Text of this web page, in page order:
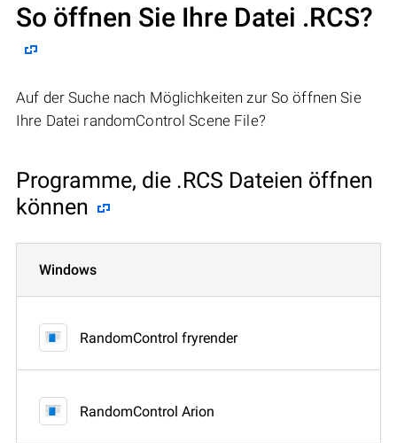
So öffnen Sie Ihre Datei .RCS?
Auf der Suche nach Möglichkeiten zur So öffnen Sie
Ihre Datei randomControl Scene File?
Programme, die .RCS Dateien öffnen
können
Windows
RandomControl fryrender
RandomControl Arion